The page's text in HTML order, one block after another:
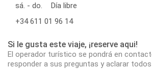
sá. - do.
Día libre
+34 611 01 96 14
Si le gusta este viaje, ¡reserve aqui!
El operador turístico se pondrá en
responder a sus preguntas y aclarar